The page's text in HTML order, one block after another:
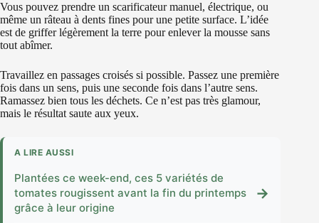
Vous pouvez prendre un scarificateur manuel, électrique, ou
même un râteau à dents fines pour une petite surface. L’idée
est de griffer légèrement la terre pour enlever la mousse sans
tout abîmer.
Travaillez en passages croisés si possible. Passez une première
fois dans un sens, puis une seconde fois dans l’autre sens.
Ramassez bien tous les déchets. Ce n’est pas très glamour,
mais le résultat saute aux yeux.
A LIRE AUSSI
Plantées ce week-end, ces 5 variétés de
tomates rougissent avant la fin du printemps
grâce à leur origine
→